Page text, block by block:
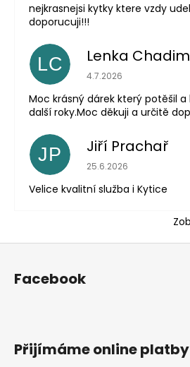
nejkrasnejsi kytky ktere vzdy
doporucuji!!!
LC Lenka
Hodnocení obchodu
4.7.2026
Moc krásný dárek který potěšil
další roky.Moc děkuji a určitě
JP Jiří Prachař
Hodnocení obchodu
25.6.2026
Velice kvalitní služba i Kytice
Z
Facebook
Přijímáme online platby